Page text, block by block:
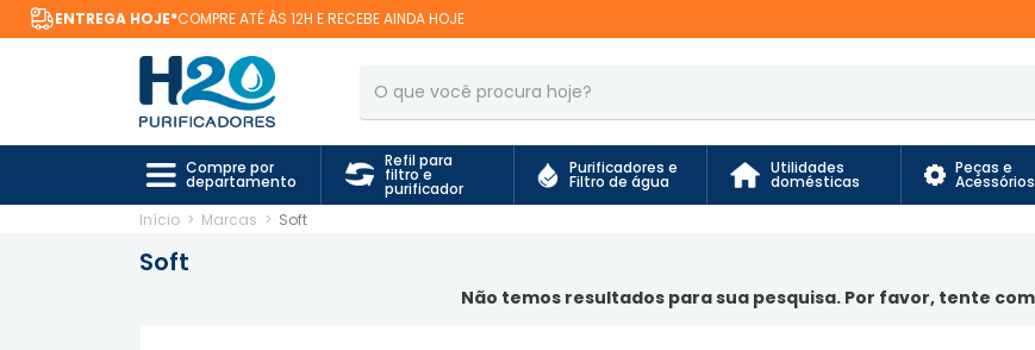
Compre por
departamento
Refil para
filtro e
purificador
Purificadores e
Filtro de água
Utilidades
domésticas
Peças e
Acessórios
Início > Marcas > Soft
Soft
Não temos resultados para sua pesquisa. Por favor, tente